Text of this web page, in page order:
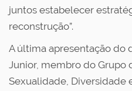
juntos estabelecer
reconstrução”.
A última apresentação do
Junior, membro do Grupo
Sexualidade, Diversidade